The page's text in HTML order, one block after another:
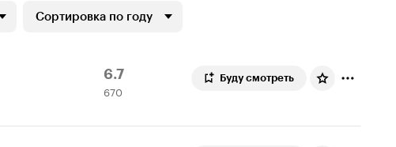
Сортировка по году
Рейтинг
Кинопоиска
6.7
670
оценок
670
Буду смотреть